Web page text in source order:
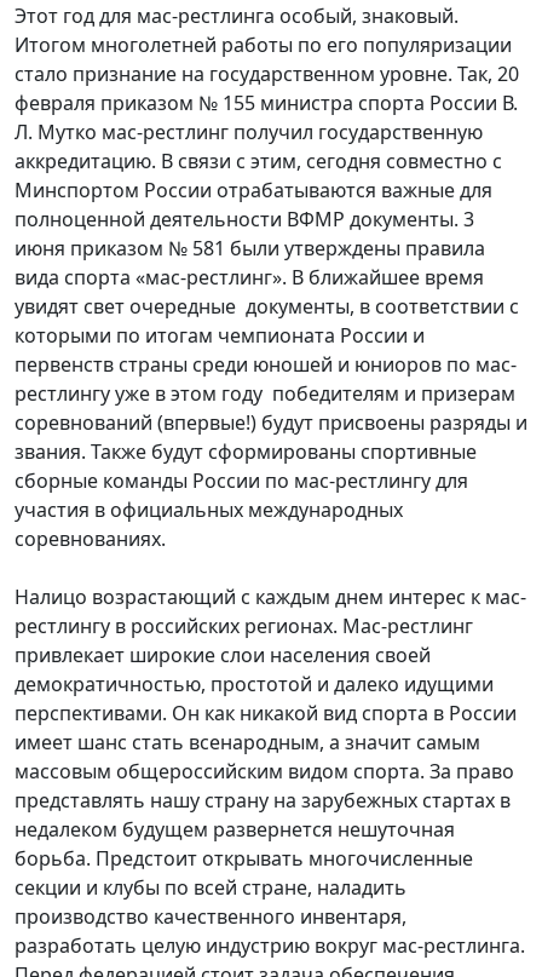
Этот год для мас-рестлинга особый, знаковый.
Итогом многолетней работы по его популяризации
стало признание на государственном уровне. Так, 20
февраля приказом № 155 министра спорта России В.
Л. Мутко мас-рестлинг получил государственную
аккредитацию. В связи с этим, сегодня совместно с
Минспортом России отрабатываются важные для
полноценной деятельности ВФМР документы. 3
июня приказом № 581 были утверждены правила
вида спорта «мас-рестлинг». В ближайшее время
увидят свет очередные документы, в соответствии с
которыми по итогам чемпионата России и
первенств страны среди юношей и юниоров по мас-
рестлингу уже в этом году победителям и призерам
соревнований (впервые!) будут присвоены разряды и
звания. Также будут сформированы спортивные
сборные команды России по мас-рестлингу для
участия в официальных международных
соревнованиях.
Налицо возрастающий с каждым днем интерес к мас-
рестлингу в российских регионах. Мас-рестлинг
привлекает широкие слои населения своей
демократичностью, простотой и далеко идущими
перспективами. Он как никакой вид спорта в России
имеет шанс стать всенародным, а значит самым
массовым общероссийским видом спорта. За право
представлять нашу страну на зарубежных стартах в
недалеком будущем развернется нешуточная
борьба. Предстоит открывать многочисленные
секции и клубы по всей стране, наладить
производство качественного инвентаря,
разработать целую индустрию вокруг мас-рестлинга.